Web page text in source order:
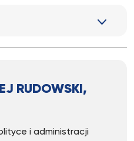
RUDOWSKI,
i administracji